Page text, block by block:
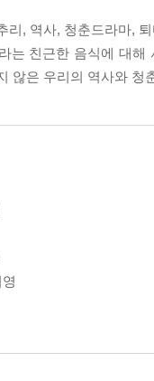
리, 역사, 청춘드라마,
는 친근한 음식에 대
않은 우리의 역사와